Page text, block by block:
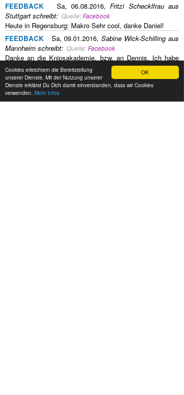
OK
Cookies erleichtern die Bereitstellung
unserer Dienste. Mit der Nutzung unserer
Dienste erklärst Du Dich damit einverstanden, dass wir Cookies
verwenden. Mehr Infos
FEEDBACK Sa, 06.08.2016,Fritzi Schecklfrau aus
Stuttgart schreibt: Quelle:Facebook
Heute in Regensburg: Makro Sehr cool, danke Daniel!
FEEDBACK Sa, 09.01.2016,Sabine Wick-Schilling aus
Mannheim schreibt: Quelle:Facebook
Danke an die Knipsakademie, bzw. an Dennis. Ich habe
enorm viel gelernt!
FEEDBACK Di, 15.09.2015,Rita Thieme aus
Neutraublingschreibt:Quelle:Facebook
Am Sonntag war der Fotowalk mit Claudia in Regensburg!